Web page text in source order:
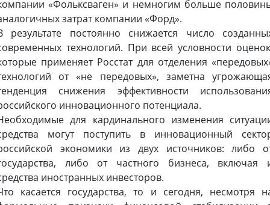
«Фольксваген» и немногим больше
затрат компании «Форд».
результате постоянно снижается число
технологий. При всей условности
применяет Росстат для отделения
от «не передовых», заметна
снижения эффективности
инновационного потенциала.
для кардинального изменения
могут поступить в инновационный
экономики из двух источников: либо
либо от частного бизнеса, включая
иностранных инвесторов.
касается государства, то и сегодня, несмотря